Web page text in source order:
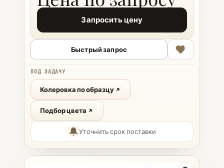
Запросить цену
Быстрый запрос
ПОД ЗАДАЧУ
Колеровка по образцу
Подбор цвета
Уточнить срок поставки